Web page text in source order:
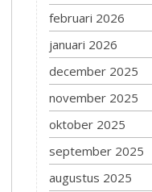
februari 2026
januari 2026
december 2025
november 2025
oktober 2025
september 2025
augustus 2025